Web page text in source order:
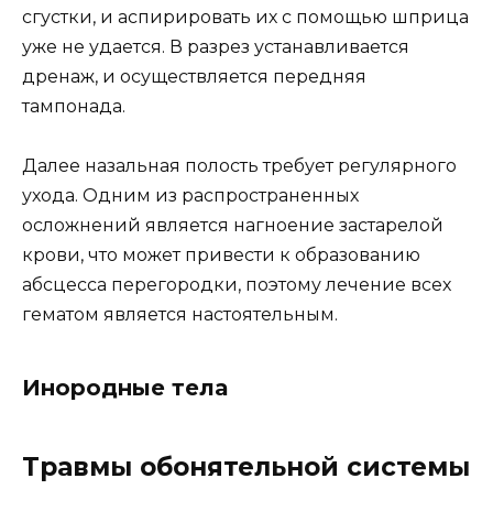
сгустки, и аспирировать их с помощью шприца
уже не удается. В разрез устанавливается
дренаж, и осуществляется передняя
тампонада.
Далее назальная полость требует регулярного
ухода. Одним из распространенных
осложнений является нагноение застарелой
крови, что может привести к образованию
абсцесса перегородки, поэтому лечение всех
гематом является настоятельным.
Инородные тела
Травмы обонятельной системы